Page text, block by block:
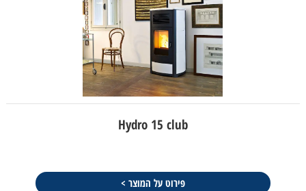
Hydro 15 club
פירוט על המוצר >